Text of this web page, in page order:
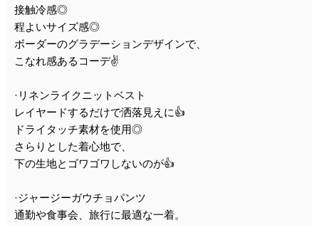
接触冷感◎
程よいサイズ感◎
ボーダーのグラデーションデザインで、
こなれ感あるコーデ✌
·リネンライクニットベスト
レイヤードするだけで洒落見えに👍️
ドライタッチ素材を使用◎
さらりとした着心地で、
下の生地とゴワゴワしないのが👍️
·ジャージーガウチョパンツ
通勤や食事会、旅行に最適な一着。